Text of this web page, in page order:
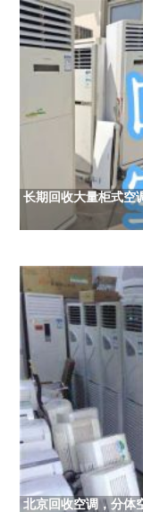
长期回收大量柜式空
北京回收空调，分体